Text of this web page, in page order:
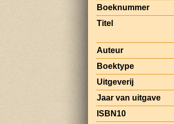
Boeknummer
Titel
Auteur
Boektype
Uitgeverij
Jaar van uitgave
ISBN10